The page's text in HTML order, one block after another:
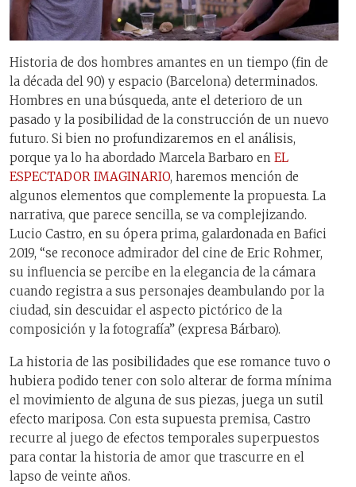
Historia de dos hombres amantes en un tiempo (fin de
la década del 90) y espacio (Barcelona) determinados.
Hombres en una búsqueda, ante el deterioro de un
pasado y la posibilidad de la construcción de un nuevo
futuro. Si bien no profundizaremos en el análisis,
porque ya lo ha abordado Marcela Barbaro en EL
ESPECTADOR IMAGINARIO, haremos mención de
algunos elementos que complemente la propuesta. La
narrativa, que parece sencilla, se va complejizando.
Lucio Castro, en su ópera prima, galardonada en Bafici
2019, “se reconoce admirador del cine de Eric Rohmer,
su influencia se percibe en la elegancia de la cámara
cuando registra a sus personajes deambulando por la
ciudad, sin descuidar el aspecto pictórico de la
composición y la fotografía” (expresa Bárbaro).
La historia de las posibilidades que ese romance tuvo o
hubiera podido tener con solo alterar de forma mínima
el movimiento de alguna de sus piezas, juega un sutil
efecto mariposa. Con esta supuesta premisa, Castro
recurre al juego de efectos temporales superpuestos
para contar la historia de amor que trascurre en el
lapso de veinte años.